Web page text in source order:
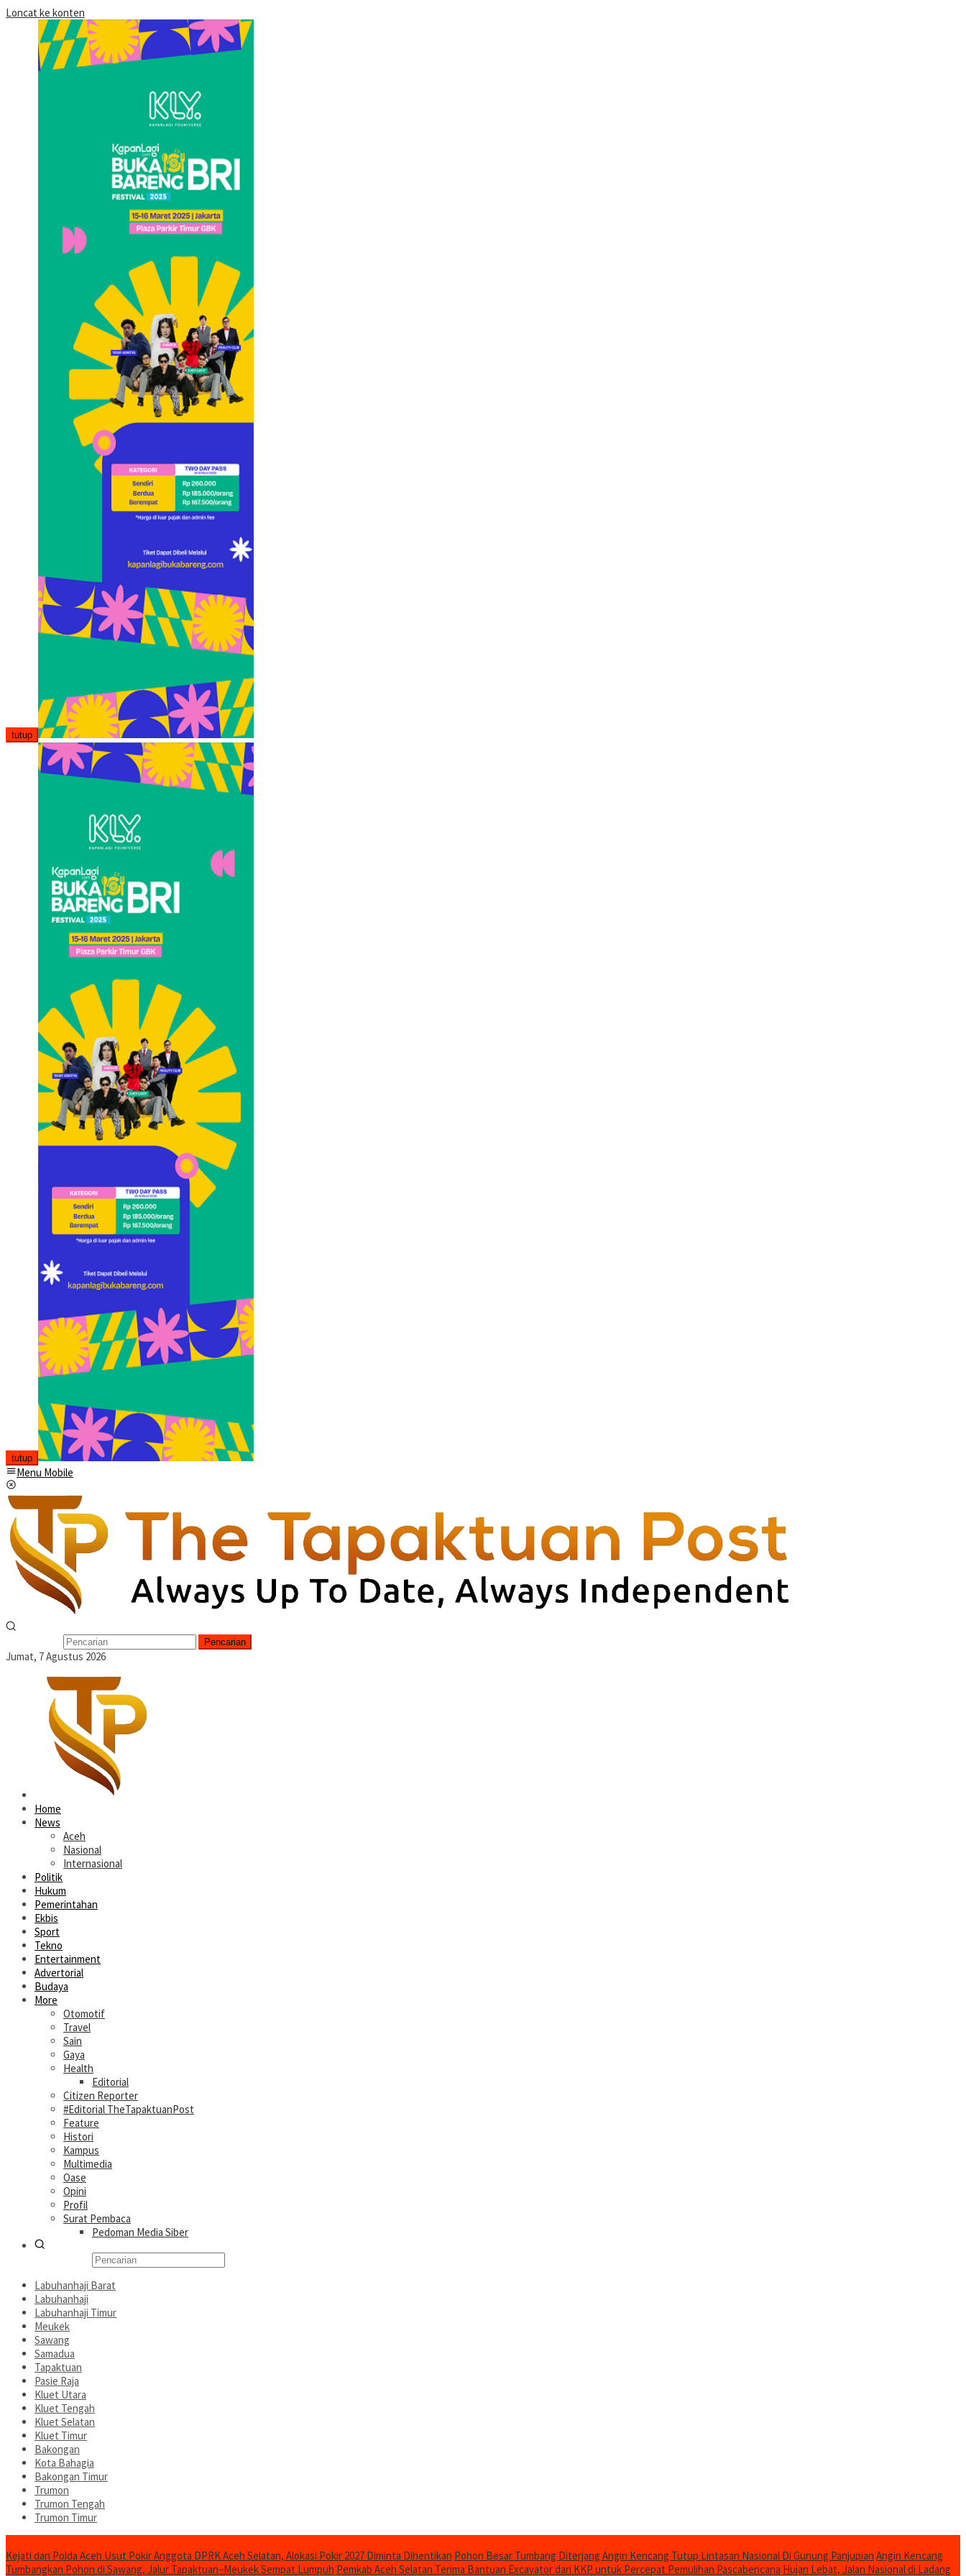
Loncat ke konten
tutup
tutup
Menu Mobile
Pencarian
Jumat, 7 Agustus 2026
Home
News
Aceh
Nasional
Internasional
Politik
Hukum
Pemerintahan
Ekbis
Sport
Tekno
Entertainment
Advertorial
Budaya
More
Otomotif
Travel
Sain
Gaya
Health
Editorial
Citizen Reporter
#Editorial TheTapaktuanPost
Feature
Histori
Kampus
Multimedia
Oase
Opini
Profil
Surat Pembaca
Pedoman Media Siber
Labuhanhaji Barat
Labuhanhaji
Labuhanhaji Timur
Meukek
Sawang
Samadua
Tapaktuan
Pasie Raja
Kluet Utara
Kluet Tengah
Kluet Selatan
Kluet Timur
Bakongan
Kota Bahagia
Bakongan Timur
Trumon
Trumon Tengah
Trumon Timur
Kejati dan Polda Aceh Usut Pokir Anggota DPRK Aceh Selatan, Alokasi Pokir 2027 Diminta Dihentikan Pohon Besar Tumbang Diterjang Angin Kencang Tutup Lintasan Nasional Di Gunung Panjupian Angin Kencang
Tumbangkan Pohon di Sawang, Jalur Tapaktuan–Meukek Sempat Lumpuh Pemkab Aceh Selatan Terima Bantuan Excavator dari KKP untuk Percepat Pemulihan Pascabencana Hujan Lebat, Jalan Nasional di Ladang